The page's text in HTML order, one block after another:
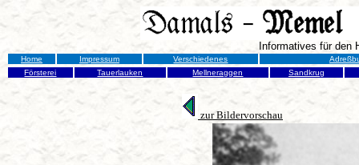
Informatives für den
Home Impressum Verschiedenes
Försterei
Tauerlauken Mellneraggen Sandkrug
zur Bildervorschau